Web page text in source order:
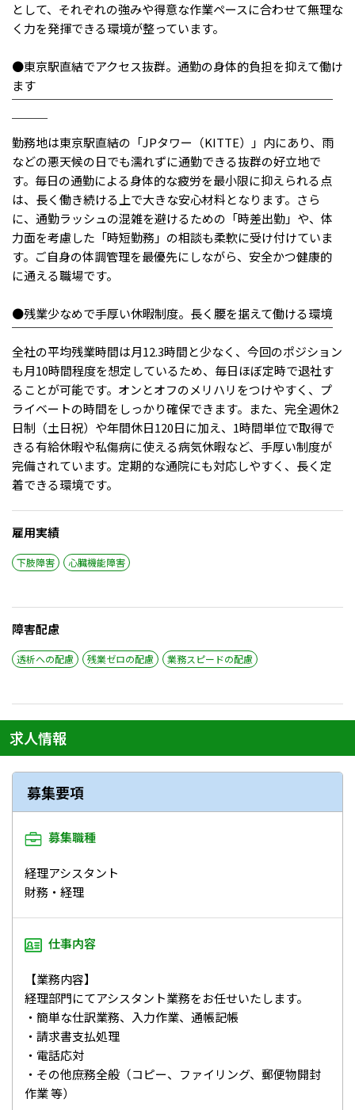
として、それぞれの強みや得意な作業ペースに合わせて無理な
く力を発揮できる環境が整っています。
●東京駅直結でアクセス抜群。通勤の身体的負担を抑えて働け
ます
￣￣￣￣￣￣￣￣￣￣￣￣￣￣￣￣￣￣￣￣￣￣￣￣￣￣￣
￣￣￣
勤務地は東京駅直結の「JPタワー（KITTE）」内にあり、雨
などの悪天候の日でも濡れずに通勤できる抜群の好立地で
す。毎日の通勤による身体的な疲労を最小限に抑えられる点
は、長く働き続ける上で大きな安心材料となります。さら
に、通勤ラッシュの混雑を避けるための「時差出勤」や、体
力面を考慮した「時短勤務」の相談も柔軟に受け付けていま
す。ご自身の体調管理を最優先にしながら、安全かつ健康的
に通える職場です。
●残業少なめで手厚い休暇制度。長く腰を据えて働ける環境
￣￣￣￣￣￣￣￣￣￣￣￣￣￣￣￣￣￣￣￣￣￣￣￣￣￣￣
全社の平均残業時間は月12.3時間と少なく、今回のポジション
も月10時間程度を想定しているため、毎日ほぼ定時で退社す
ることが可能です。オンとオフのメリハリをつけやすく、プ
ライベートの時間をしっかり確保できます。また、完全週休2
日制（土日祝）や年間休日120日に加え、1時間単位で取得で
きる有給休暇や私傷病に使える病気休暇など、手厚い制度が
完備されています。定期的な通院にも対応しやすく、長く定
着できる環境です。
雇用実績
下肢障害 心臓機能障害
障害配慮
透析への配慮 残業ゼロの配慮 業務スピードの配慮
求人情報
募集要項
募集職種
経理アシスタント
財務・経理
仕事内容
【業務内容】
経理部門にてアシスタント業務をお任せいたします。
・簡単な仕訳業務、入力作業、通帳記帳
・請求書支払処理
・電話応対
・その他庶務全般（コピー、ファイリング、郵便物開封
作業 等）